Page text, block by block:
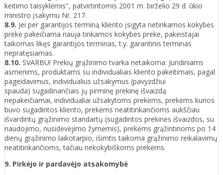
keitimo taisyklėmis", patvirtintomis 2001 m. birželio 29 d. ūkio
ministro įsakymu Nr. 217.
8.9. Jei per garantijos terminą kliento įsigyta netinkamos kokybės
prekė pakeičiama nauja tinkamos kokybės preke, pakeistajai
taikomas likęs garantijos terminas, t.y. garantinis terminas
nepratęsiamas.
8.10. SVARBU! Prekių grąžinimo tvarka netaikoma: Juridiniams
asmenims, produktams su individualiais kliento pakeitimais, pagal
pageidavimus, individualius užsakymus (pavyzdžiui
spauda) sugadinančiais jų pirminę prekinę išvaizdą
nepakeičiamai, individualiai užsakytoms prekėms, prekėms kurios
buvo sugadintos kliento, prekėms neatitinkančioms aukščiau
išvardintų grąžinimo standartų (sugadintos prekinės išvaizdos, su
naudojimo, nusidėvėjimo žymėmis), prekėms grąžintinoms po 14
dienų grąžinimo laikotarpio, išimtis taikoma grąžinimo reikalavimų
neatitinkančioms, tačiau nekokybiškoms prekėms.
9. Pirkėjo ir pardavėjo atsakomybė